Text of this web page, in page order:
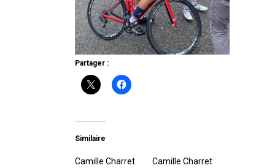
Partager :
Similaire
Camille Charret
Camille Charret